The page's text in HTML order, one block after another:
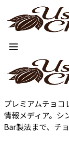
プレミアムチョ
情報メディア。シ
Bar製法まで、チ